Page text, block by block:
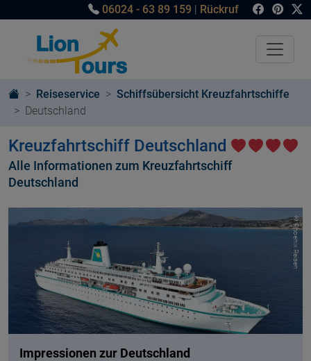
06024 - 63 89 159 | Rückruf
Reiseservice
Schiffsübersicht Kreuzfahrtschiffe
Deutschland
Kreuzfahrtschiff Deutschland
Alle Informationen zum Kreuzfahrtschiff
Deutschland
© Phoenix Reisen
Impressionen zur Deutschland